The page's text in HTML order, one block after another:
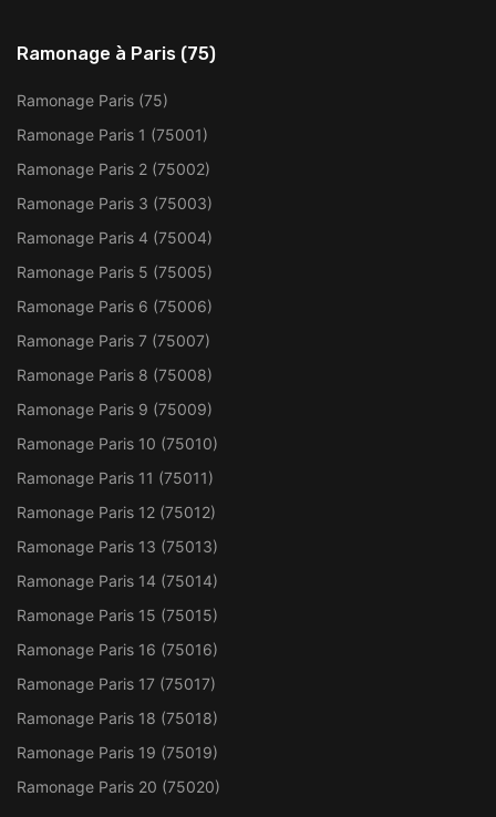
Ramonage à Paris (75)
Ramonage Paris (75)
Ramonage Paris 1 (75001)
Ramonage Paris 2 (75002)
Ramonage Paris 3 (75003)
Ramonage Paris 4 (75004)
Ramonage Paris 5 (75005)
Ramonage Paris 6 (75006)
Ramonage Paris 7 (75007)
Ramonage Paris 8 (75008)
Ramonage Paris 9 (75009)
Ramonage Paris 10 (75010)
Ramonage Paris 11 (75011)
Ramonage Paris 12 (75012)
Ramonage Paris 13 (75013)
Ramonage Paris 14 (75014)
Ramonage Paris 15 (75015)
Ramonage Paris 16 (75016)
Ramonage Paris 17 (75017)
Ramonage Paris 18 (75018)
Ramonage Paris 19 (75019)
Ramonage Paris 20 (75020)